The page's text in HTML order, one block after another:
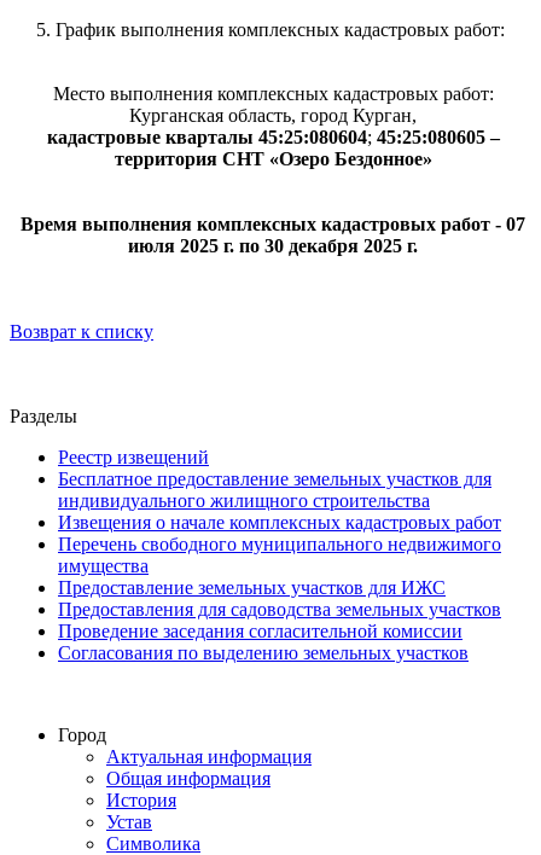
5. График выполнения комплексных кадастровых работ:
Место выполнения комплексных кадастровых работ:
Курганская область, город Курган,
кадастровые кварталы 45:25:080604; 45:25:080605 –
территория СНТ «Озеро Бездонное»
Время выполнения комплексных кадастровых работ - 07
июля 2025 г. по 30 декабря 2025 г.
Возврат к списку
Разделы
Реестр извещений
Бесплатное предоставление земельных участков для
индивидуального жилищного строительства
Извещения о начале комплексных кадастровых работ
Перечень свободного муниципального недвижимого
имущества
Предоставление земельных участков для ИЖС
Предоставления для садоводства земельных участков
Проведение заседания согласительной комиссии
Согласования по выделению земельных участков
Город
Актуальная информация
Общая информация
История
Устав
Символика